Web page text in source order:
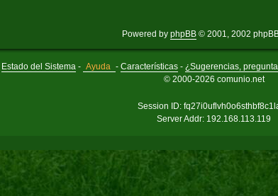
Powered by phpBB © 2001, 2002
Estado del Sistema - Ayuda - Características- ¿Sugerencias,
© 2000-2026 comunio.net
Session ID:
Server Addr: 192.168.113.119